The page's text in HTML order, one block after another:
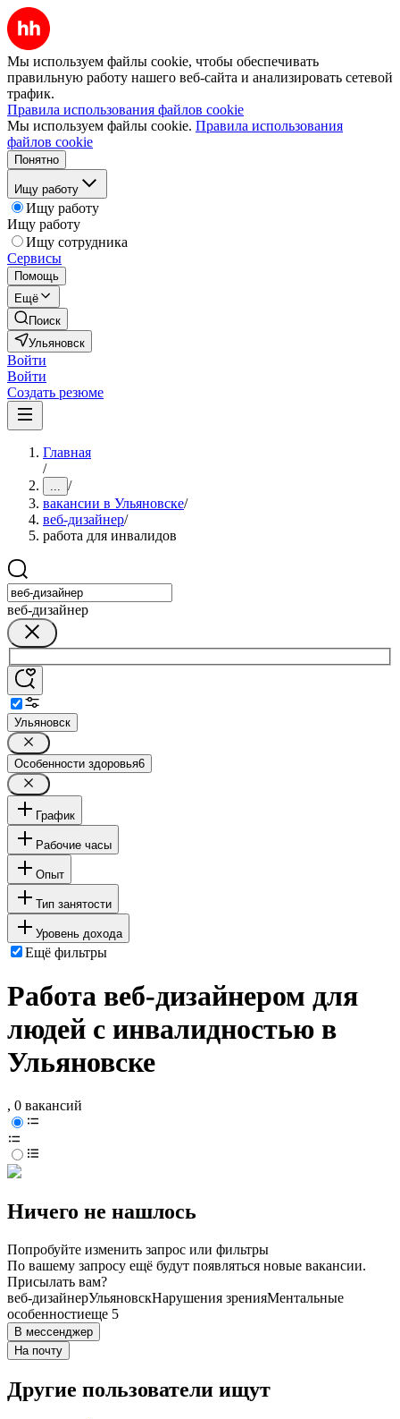
Мы используем файлы cookie, чтобы обеспечивать
правильную работу нашего веб-сайта и анализировать сетевой
трафик.
Правила использования файлов cookie
Мы используем файлы cookie. Правила использования
файлов cookie
Понятно
Ищу работу
Ищу работу
Ищу работу
Ищу сотрудника
Сервисы
Помощь
Ещё
Поиск
Ульяновск
Войти
Войти
Создать резюме
Главная
/
... /
вакансии в Ульяновске/
веб-дизайнер/
работа для инвалидов
веб-дизайнер
Ульяновск
Особенности здоровья6
График
Рабочие часы
Опыт
Тип занятости
Уровень дохода
Ещё фильтры
Работа веб-дизайнером для
людей с инвалидностью в
Ульяновске
, 0 вакансий
Ничего не нашлось
Попробуйте изменить запрос или фильтры
По вашему запросу ещё будут появляться новые вакансии.
Присылать вам?
веб-дизайнерУльяновскНарушения зренияМентальные
особенностиеще 5
В мессенджер
На почту
Другие пользователи ищут